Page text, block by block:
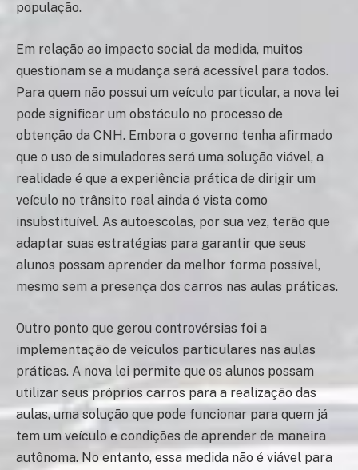
população.
Em relação ao impacto social da medida, muitos
questionam se a mudança será acessível para todos.
Para quem não possui um veículo particular, a nova lei
pode significar um obstáculo no processo de
obtenção da CNH. Embora o governo tenha afirmado
que o uso de simuladores será uma solução viável, a
realidade é que a experiência prática de dirigir um
veículo no trânsito real ainda é vista como
insubstituível. As autoescolas, por sua vez, terão que
adaptar suas estratégias para garantir que seus
alunos possam aprender da melhor forma possível,
mesmo sem a presença dos carros nas aulas práticas.
Outro ponto que gerou controvérsias foi a
implementação de veículos particulares nas aulas
práticas. A nova lei permite que os alunos possam
utilizar seus próprios carros para a realização das
aulas, uma solução que pode funcionar para quem já
tem um veículo e condições de aprender de maneira
autônoma. No entanto, essa medida não é viável para